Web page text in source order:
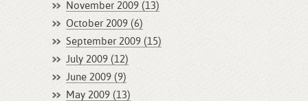
November 2009 (13)
October 2009 (6)
September 2009 (15)
July 2009 (12)
June 2009 (9)
May 2009 (13)